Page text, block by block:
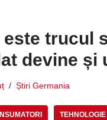
trucul
devine și
Știri Germania
TEHNOLOGIE